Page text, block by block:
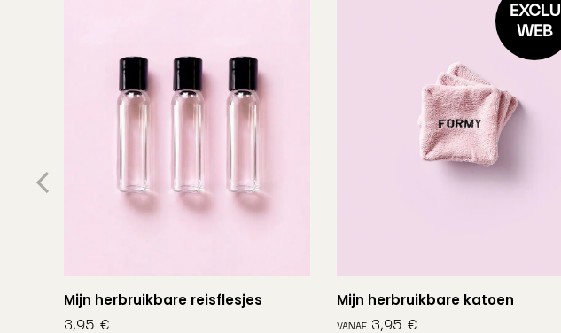
Mijn herbruikbare reisflesjes
3,95 €
EXCLU
WEB
Mijn herbruikbare katoen
€